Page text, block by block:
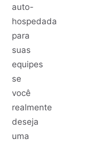
auto-
hospedada
para
suas
equipes
se
você
realmente
deseja
uma